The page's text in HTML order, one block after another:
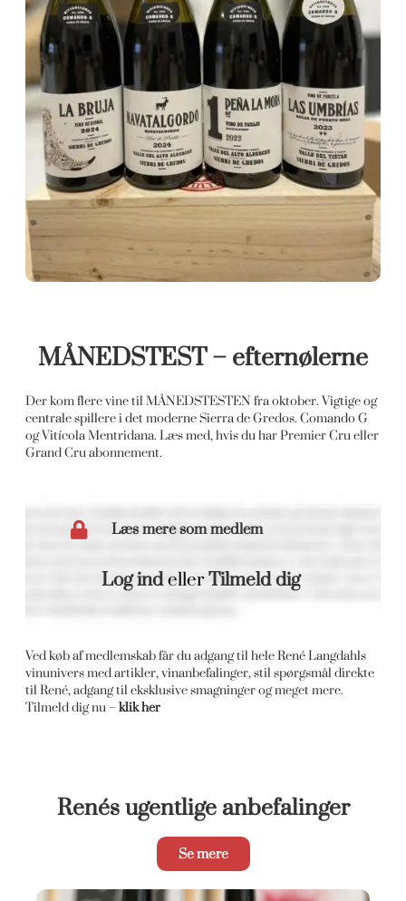
MÅNEDSTEST – efternølerne
Der kom flere vine til MÅNEDSTESTEN fra oktober. Vigtige og
centrale spillere i det moderne Sierra de Gredos. Comando G
og Vitícola Mentridana. Læs med, hvis du har Premier Cru eller
Grand Cru abonnement.
Læs mere som medlem
Log indellerTilmeld dig
Ved køb af medlemskab får du adgang til hele René Langdahls
vinunivers med artikler, vinanbefalinger, stil spørgsmål direkte
til René, adgang til eksklusive smagninger og meget mere.
Tilmeld dig nu –klik her
Renés ugentlige anbefalinger
Se mere